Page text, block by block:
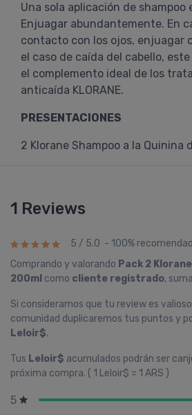
Una sola aplicación de shampoo
Enjuagar abundantemente. En
contacto con los ojos, enjuagar
el caso de caída del cabello,
el complemento ideal de los
anticaída KLORANE.
PRESENTACIONES
2 Klorane Shampoo a la Quinina
1 Reviews
5 / 5.0 - 100%
Comprando y valorando Pack 2
200ml como cliente registrado,
Si consideramos que tu review es
comunidad duplicaremos tus puntos y
Leloir$.
Tus Leloir$ acumulados podrán ser
próxima compra. ( 1 Leloir$ = 1 ARS )
5